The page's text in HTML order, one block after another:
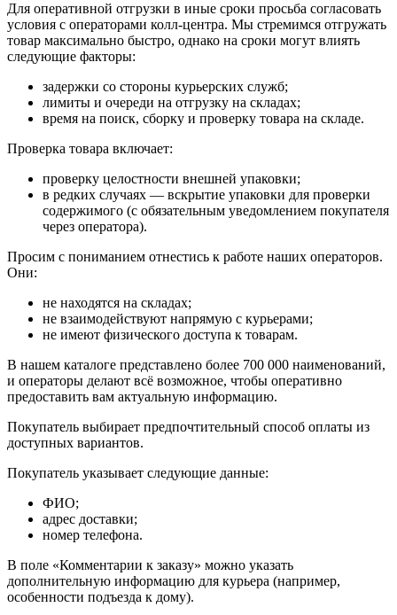
Для оперативной отгрузки в иные сроки просьба согласовать
условия с операторами колл‑центра. Мы стремимся отгружать
товар максимально быстро, однако на сроки могут влиять
следующие факторы:
задержки со стороны курьерских служб;
лимиты и очереди на отгрузку на складах;
время на поиск, сборку и проверку товара на складе.
Проверка товара включает:
проверку целостности внешней упаковки;
в редких случаях — вскрытие упаковки для проверки
содержимого (с обязательным уведомлением покупателя
через оператора).
Просим с пониманием отнестись к работе наших операторов.
Они:
не находятся на складах;
не взаимодействуют напрямую с курьерами;
не имеют физического доступа к товарам.
В нашем каталоге представлено более 700 000 наименований,
и операторы делают всё возможное, чтобы оперативно
предоставить вам актуальную информацию.
Покупатель выбирает предпочтительный способ оплаты из
доступных вариантов.
Покупатель указывает следующие данные:
ФИО;
адрес доставки;
номер телефона.
В поле «Комментарии к заказу» можно указать
дополнительную информацию для курьера (например,
особенности подъезда к дому).